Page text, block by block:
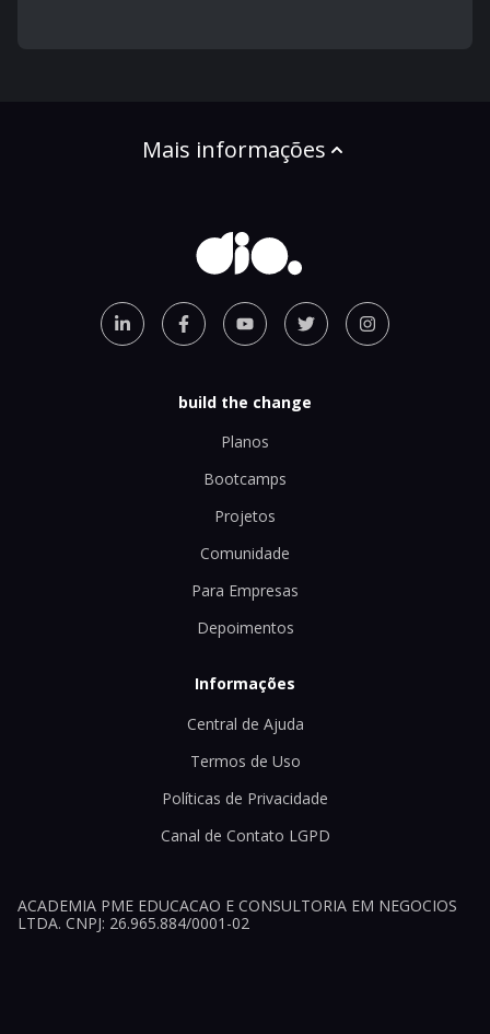
Mais informações
build the change
Planos
Bootcamps
Projetos
Comunidade
Para Empresas
Depoimentos
Informações
Central de Ajuda
Termos de Uso
Políticas de Privacidade
Canal de Contato LGPD
ACADEMIA PME EDUCACAO E CONSULTORIA EM NEGOCIOS
LTDA. CNPJ: 26.965.884/0001-02